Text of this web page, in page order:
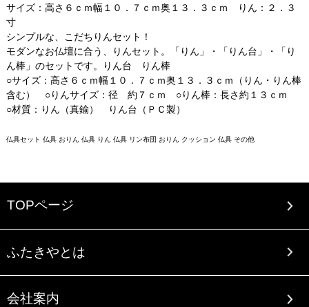
サイズ：高さ６ｃｍ幅１０．７ｃｍ奥１３．３ｃｍ りん：２．３
寸
シンプルな、こだちりんセット！
モダンなお仏壇に合う、りんセット。「りん」・「りん台」・「り
ん棒」のセットです。りん台 りん棒
○サイズ：高さ６ｃｍ幅１０．７ｃｍ奥１３．３ｃｍ（りん・りん棒
含む） ○りんサイズ：径 約７ｃｍ ○りん棒：長さ約１３ｃｍ
○材質：りん（真鍮） りん台（ＰＣ製）
仏具セット 仏具 おりん 仏具 りん 仏具 リン布団 おりん クッション 仏具 その他
TOPページ
ふたきやとは
会社案内